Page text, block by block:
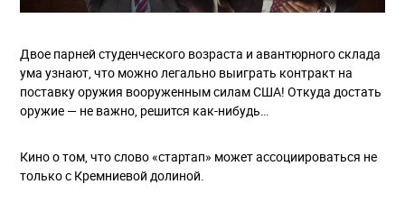
Двое парней студенческого возраста и авантюрного склада
ума узнают, что можно легально выиграть контракт на
поставку оружия вооруженным силам США! Откуда достать
оружие — не важно, решится как-нибудь…
Кино о том, что слово «стартап» может ассоциироваться не
только с Кремниевой долиной.